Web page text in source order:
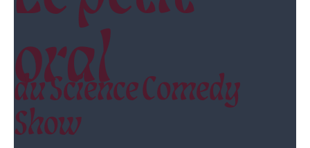
oral
du Science Comedy
Show